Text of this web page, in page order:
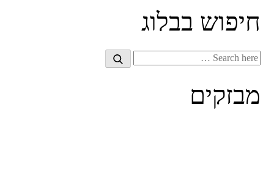
חיפוש בבלוג
Search
Search
מבזקים